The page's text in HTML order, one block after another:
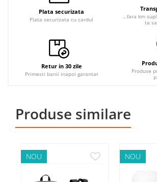
Sorturi restaurante
Saboti medicali
ACCESORII
Plata securizata
Plata securizata cu cardul
...fara km
ta
Retur in 30 zile
Primesti banii inapoi garantat
Produse
Produse similare
NOU NOU